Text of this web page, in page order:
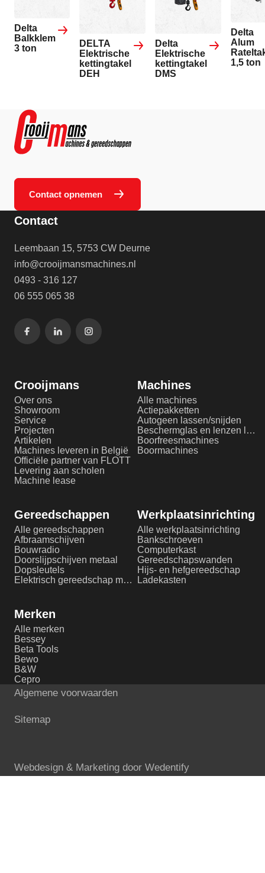
Delta
Balkklem
3 ton
DELTA
Elektrische
kettingtakel
DEH
Delta
Elektrische
kettingtakel
DMS
Delta
Alum
1,5 ton
Contact opnemen
Contact
Leembaan 15, 5753 CW Deurne
info@crooijmansmachines.nl
0493 - 316 127
06 555 065 38
Crooijmans
Over ons
Showroom
Service
Projecten
Artikelen
Machines leveren in België
Officiële partner van FLOTT
Levering aan scholen
Machine lease
Machines
Alle machines
Actiepakketten
Autogeen lassen/snijden
Beschermglas en lenzen laserlassen
Boorfreesmachines
Boormachines
Gereedschappen
Alle gereedschappen
Afbraamschijven
Bouwradio
Doorslijpschijven metaal
Dopsleutels
Elektrisch gereedschap metaalbewerking
Werkplaatsinrichting
Alle werkplaatsinrichting
Bankschroeven
Computerkast
Gereedschapswanden
Hijs- en hefgereedschap
Ladekasten
Merken
Alle merken
Bessey
Beta Tools
Bewo
B&W
Cepro
Algemene voorwaarden
Sitemap
Webdesign & Marketing door Wedentify